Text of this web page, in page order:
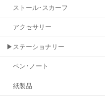
ストール･スカーフ
アクセサリー
▶ステーショナリー
ペン･ノート
紙製品